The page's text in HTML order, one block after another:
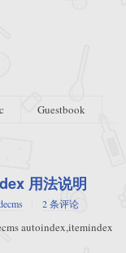
Guestbook
用法说明
2 条评论
autoindex,itemindex